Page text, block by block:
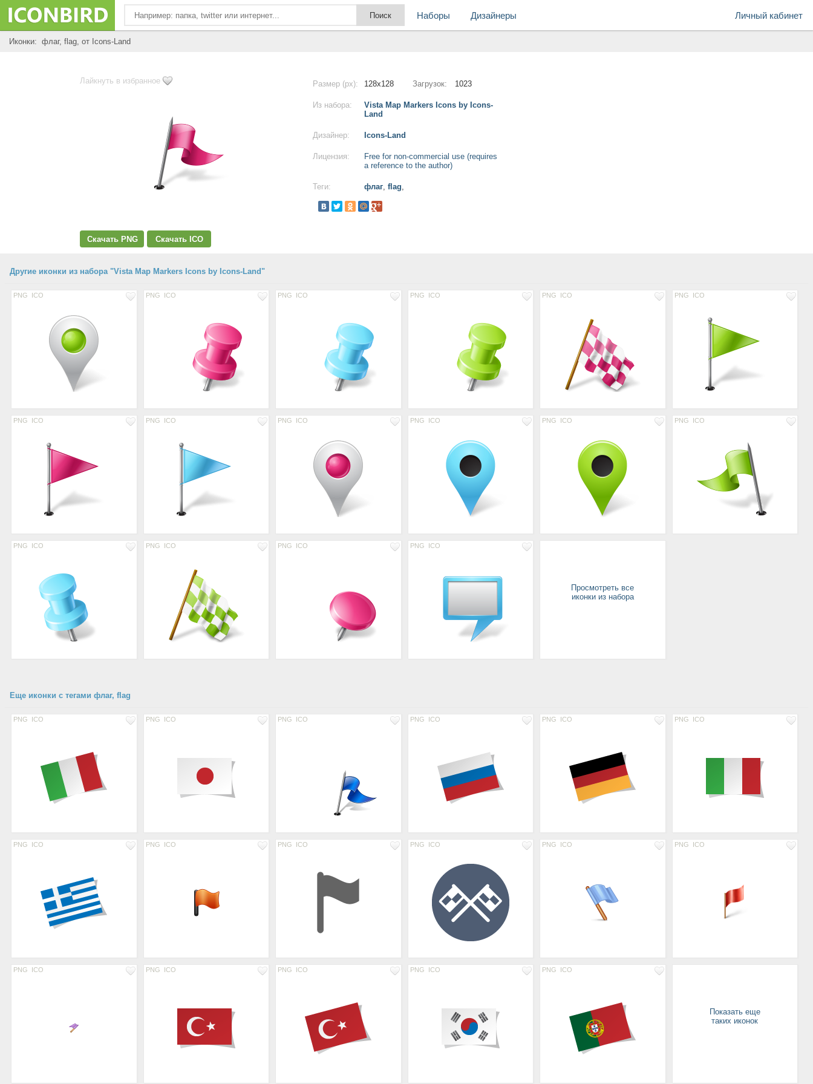
Личный кабинет
Наборы Дизайнеры
Иконки: флаг, flag, от Icons-Land
Лайкнуть в избранное
Скачать PNG Скачать ICO
Размер (px): 128x128 Загрузок: 1023
Из набора:
Vista Map Markers Icons by Icons-
Land
Дизайнер: Icons-Land
Лицензия:
Free for non-commercial use (requires
a reference to the author)
Теги: флаг, flag,
Другие иконки из набора "Vista Map Markers Icons by Icons-Land"
PNG ICO PNG ICO PNG ICO PNG ICO PNG ICO PNG ICO
PNG ICO PNG ICO PNG ICO PNG ICO PNG ICO PNG ICO
PNG ICO PNG ICO PNG ICO PNG ICO
Просмотреть все
иконки из набора
Еще иконки с тегами флаг, flag
PNG ICO PNG ICO PNG ICO PNG ICO PNG ICO PNG ICO
PNG ICO PNG ICO PNG ICO PNG ICO PNG ICO PNG ICO
PNG ICO PNG ICO PNG ICO PNG ICO PNG ICO
Показать еще
таких иконок